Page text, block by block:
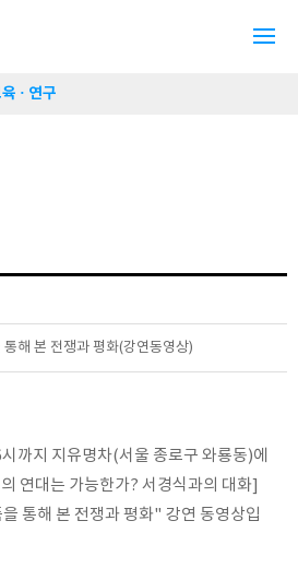
· 연구
통해 본 전쟁과 평화(강연동영상)
까지 지유명차(서울 종로구 와룡동)에
연대는 가능한가? 서경식과의 대화]
통해 본 전쟁과 평화" 강연 동영상입